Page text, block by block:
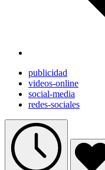
publicidad
videos-online
social-media
redes-sociales